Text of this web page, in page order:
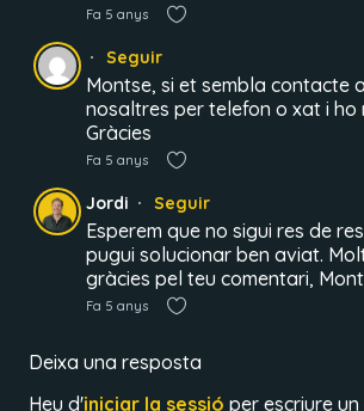
Fa 5 anys
Seguir
Montse, si et sembla contacte
nosaltres per telefon o xat i ho
Gràcies
Fa 5 anys
Jordi Seguir
Esperem que no sigui res de res
pugui solucionar ben aviat.
gràcies pel teu comentari,
Fa 5 anys
Deixa una resposta
Heu d'iniciar la sessió per escriure